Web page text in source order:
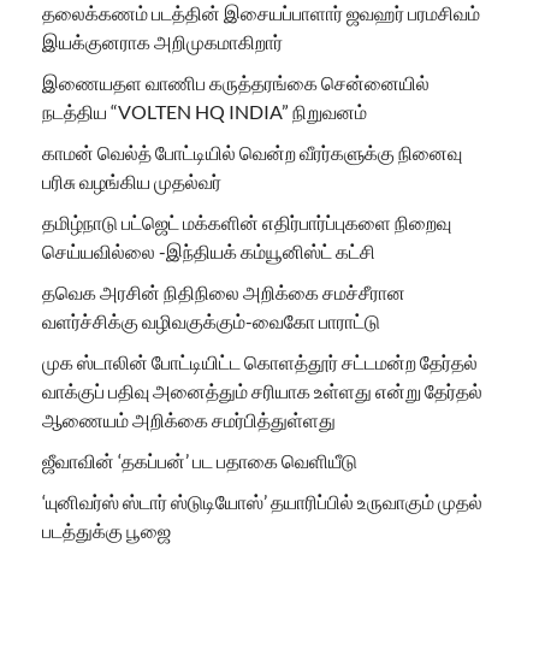
தலைக்கணம் படத்தின் இசையப்பாளார் ஜவஹர் பரமசிவம்
இயக்குனராக அறிமுகமாகிறார்
இணையதள வாணிப கருத்தரங்கை சென்னையில்
நடத்திய “VOLTEN HQ INDIA” நிறுவனம்
காமன் வெல்த் போட்டியில் வென்ற வீரர்களுக்கு நினைவு
பரிசு வழங்கிய முதல்வர்
தமிழ்நாடு பட்ஜெட் மக்களின் எதிர்பார்ப்புகளை நிறைவு
செய்யவில்லை -இந்தியக் கம்யூனிஸ்ட் கட்சி
தவெக அரசின் நிதிநிலை அறிக்கை சமச்சீரான
வளர்ச்சிக்கு வழிவகுக்கும்-வைகோ பாராட்டு
முக ஸ்டாலின் போட்டியிட்ட கொளத்தூர் சட்டமன்ற தேர்தல்
வாக்குப் பதிவு அனைத்தும் சரியாக உள்ளது என்று தேர்தல்
ஆணையம் அறிக்கை சமர்பித்துள்ளது
ஜீவாவின் ‘தகப்பன்’ பட பதாகை வெளியீடு
‘யுனிவர்ஸ் ஸ்டார் ஸ்டுடியோஸ்’ தயாரிப்பில் உருவாகும் முதல்
படத்துக்கு பூஜை